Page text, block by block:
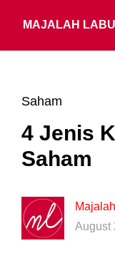
MAJALAH
Saham
4 Jenis
Saham
August